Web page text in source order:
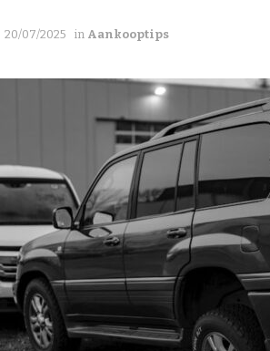
20/07/2025 in Aankooptips